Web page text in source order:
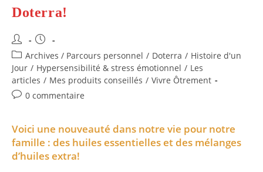
Doterra!
Auteur/autrice
de
la
publication :
Publication
publiée :
Post
category:
Archives / Parcours personnel / Doterra / Histoire d'un
Jour / Hypersensibilité & stress émotionnel / Les
articles / Mes produits conseillés / Vivre Ôtrement
Commentaires
publication :
0 commentaire
Voici une nouveauté dans notre vie pour notre
famille : des huiles essentielles et des mélanges
d’huiles extra!